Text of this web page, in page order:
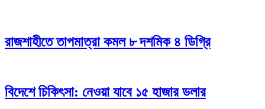
রাজশাহীতে তাপমাত্রা কমল ৮ দশমিক ৪ ডিগ্রি
বিদেশে চিকিৎসা: নেওয়া যাবে ১৫ হাজার ডলার